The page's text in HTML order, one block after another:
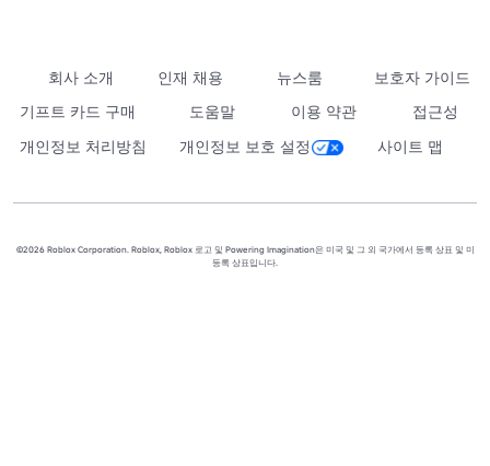
회사 소개 인재 채용 뉴스룸
보호자 가이드
기프트 카드 구매
도움말 이용 약관
접근성
개인정보 처리방침
개인정보 보호 설정 사이트 맵
©2026 Roblox Corporation. Roblox, Roblox 로고 및 Powering Imagination은 미국 및 그 외 국가에서 등록 상표 및 미
등록 상표입니다.